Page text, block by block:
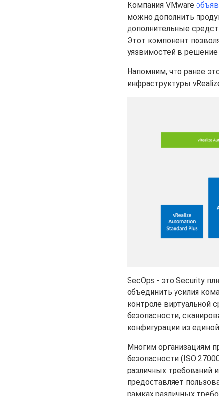
Компания VMware
можно дополнить
дополнительные
Этот компонент
уязвимостей в решение
Напомним, что ранее
инфраструктуры
SecOps - это Security
объединить усилия
контроле виртуальной
безопасности,
конфигурации из
Многим организациям
безопасности (ISO
различных требований
предоставляет
рамках различных